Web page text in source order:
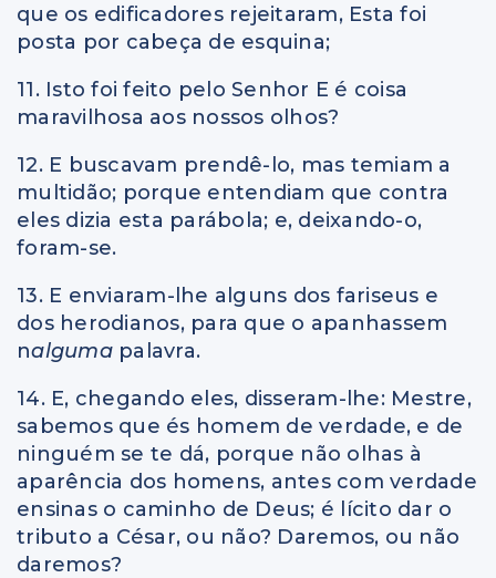
que os edificadores rejeitaram, Esta foi
posta por cabeça de esquina;
11. Isto foi feito pelo Senhor E é coisa
maravilhosa aos nossos olhos?
12. E buscavam prendê-lo, mas temiam a
multidão; porque entendiam que contra
eles dizia esta parábola; e, deixando-o,
foram-se.
13. E enviaram-lhe alguns dos fariseus e
dos herodianos, para que o apanhassem
nalguma palavra.
14. E, chegando eles, disseram-lhe: Mestre,
sabemos que és homem de verdade, e de
ninguém se te dá, porque não olhas à
aparência dos homens, antes com verdade
ensinas o caminho de Deus; é lícito dar o
tributo a César, ou não? Daremos, ou não
daremos?